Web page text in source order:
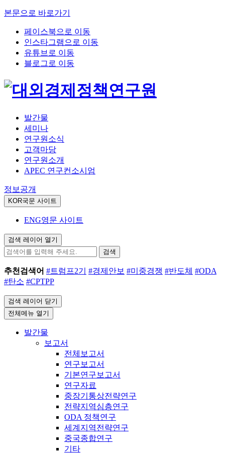
본문으로 바로가기
페이스북으로 이동
인스타그램으로 이동
유튜브로 이동
블로그로 이동
발간물
세미나
연구원소식
고객마당
연구원소개
APEC 연구컨소시엄
정보공개
KOR국문 사이트
ENG영문 사이트
검색 레이어 열기
검색
추천검색어 #트럼프2기 #경제안보 #미중경쟁 #반도체 #ODA
#탄소 #CPTPP
검색 레이어 닫기
전체메뉴 열기
발간물
보고서
전체보고서
연구보고서
기본연구보고서
연구자료
중장기통상전략연구
전략지역심층연구
ODA 정책연구
세계지역전략연구
중국종합연구
기타